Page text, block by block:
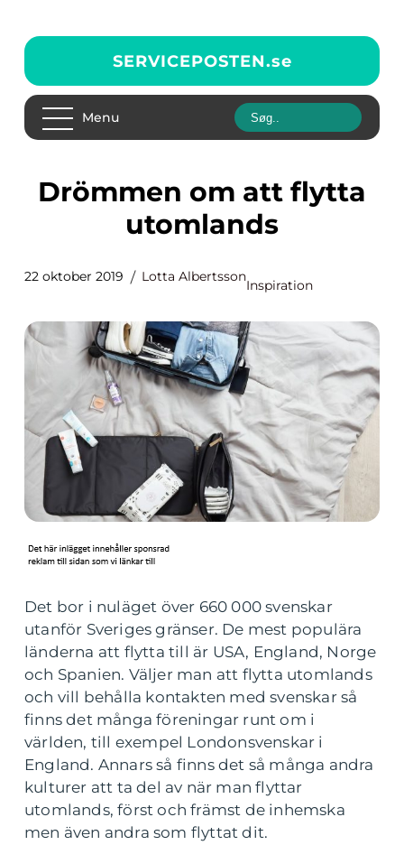
SERVICEPOSTEN.se
Menu
Drömmen om att flytta
utomlands
22 oktober 2019 Lotta Albertsson
Inspiration
Det bor i nuläget över 660 000 svenskar
utanför Sveriges gränser. De mest populära
länderna att flytta till är USA, England, Norge
och Spanien. Väljer man att flytta utomlands
och vill behålla kontakten med svenskar så
finns det många föreningar runt om i
världen, till exempel Londonsvenskar i
England. Annars så finns det så många andra
kulturer att ta del av när man flyttar
utomlands, först och främst de inhemska
men även andra som flyttat dit.